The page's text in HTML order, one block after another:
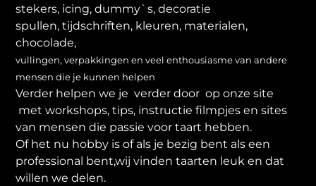
stekers, icing, dummy`s, decoratie
spullen, tijdschriften, kleuren, materialen,
chocolade,
vullingen, verpakkingen en veel enthousiasme van andere
mensen die je kunnen helpen
Verder helpen we je verder door op onze site
met workshops, tips, instructie filmpjes en sites
van mensen die passie voor taart hebben.
Of het nu hobby is of als je bezig bent als een
professional bent,wij vinden taarten leuk en dat
willen we delen.